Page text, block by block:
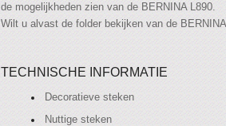
de mogelijkheden zien van de BERNINA L890.
Wilt u alvast de folder bekijken van de
TECHNISCHE INFORMATIE
Decoratieve steken
Nuttige steken